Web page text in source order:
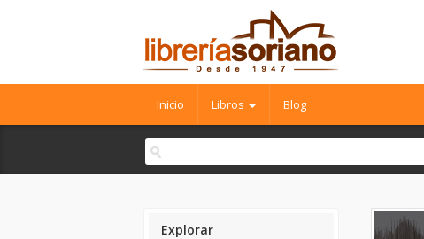
Inicio Libros Blog
Explorar